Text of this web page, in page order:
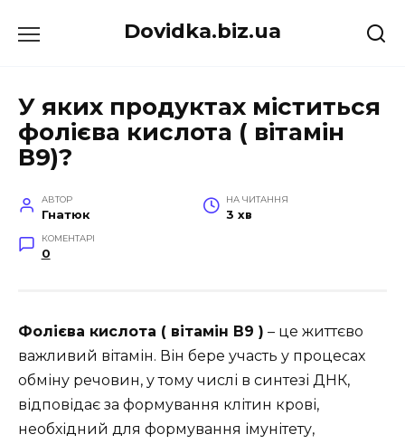
до
Dovidka.biz.ua
У яких продуктах міститься
фолієва кислота ( вітамін
В9)?
АВТОР
Гнатюк
НА ЧИТАННЯ
3 хв
КОМЕНТАРІ
0
Фолієва кислота ( вітамін В9 ) – це життєво
важливий вітамін. Він бере участь у процесах
обміну речовин, у тому числі в синтезі ДНК,
відповідає за формування клітин крові,
необхідний для формування імунітету,